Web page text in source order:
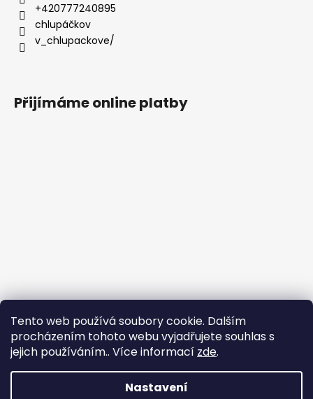
Tento web používá soubory cookie. Dalším
procházením tohoto webu vyjadřujete souhlas s
jejich používáním.. Více informací zde.
Nastavení
+420777240895
chlupáčkov
v_chlupackove/
Přijímáme online platby